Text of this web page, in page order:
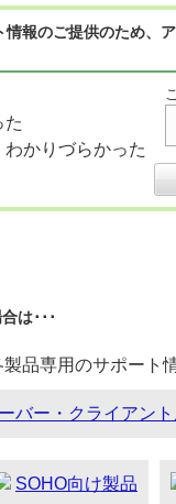
情報のご提供のため
た
かりづらかった
は･･･
品専用のサポート
バー・クライアン
SOHO向け製品